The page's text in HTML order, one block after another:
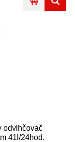
odvlhčovač
41l/24hod.